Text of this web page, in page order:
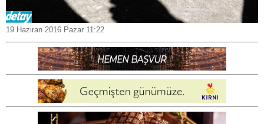
19 Haziran 2016 Pazar 11:22